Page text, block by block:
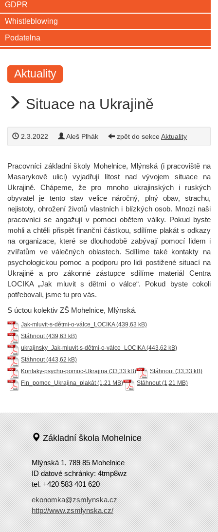
GDPR
Whistleblowing
Podatelna
Aktuality
Situace na Ukrajině
2.3.2022 Aleš Plhák zpět do sekceAktuality
Pracovníci základní školy Mohelnice, Mlýnská (i pracoviště na
Masarykově ulici) vyjadřují lítost nad vývojem situace na
Ukrajině. Chápeme, že pro mnoho ukrajinských i ruských
obyvatel je tento stav velice náročný, plný obav, strachu,
nejistoty, ohrožení životů vlastních i blízkých osob. Mnozí naši
pracovníci se angažují v pomoci obětem války. Pokud byste
mohli a chtěli přispět finanční částkou, sdílíme plakát s odkazy
na organizace, které se dlouhodobě zabývají pomocí lidem i
zvířatům ve válečných oblastech. Sdílíme také kontakty na
psychologickou pomoc a podporu pro lidi postižené situací na
Ukrajině a pro zákonné zástupce sdílíme materiál Centra
LOCIKA „Jak mluvit s dětmi o válce“. Pokud byste cokoli
potřebovali, jsme tu pro vás.
S úctou kolektiv ZŠ Mohelnice, Mlýnská.
Jak-mluvit-s-dětmi-o-válce_LOCIKA
Stáhnout
ukrajinsky_Jak-mluvit-s-dětmi-o-válce_LOCIKA
Stáhnout
Kontaky-psycho-pomoc-Ukrajina
Stáhnout
Fin_pomoc_Ukrajina_plakát
Stáhnout
Základní škola Mohelnice
Mlýnská 1, 789 85 Mohelnice
ID datové schránky: 4tmp8wz
tel. +420 583 401 620
ekonomka@zsmlynska.cz
http://www.zsmlynska.cz/